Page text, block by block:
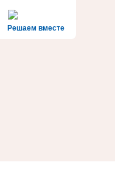
Решаем вместе